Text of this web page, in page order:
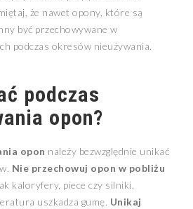
że nawet opony, które są
być przechowywane w
podczas okresów nieużywania.
podczas
opon?
opon należy bezwzględnie unikać
Nie przechowuj opon w pobliżu
kaloryfery, piece czy silniki,
uszkadza gumę. Unikaj